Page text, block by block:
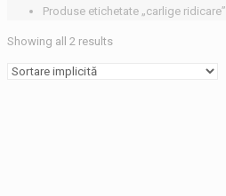
Produse etichetate „carlige ridicare”
Showing all 2 results